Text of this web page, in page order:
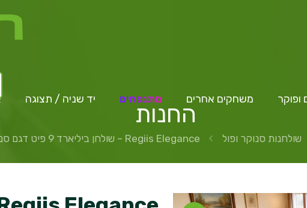
ופוקר משחקים אחרים מתנפחים יד שניה / תצוגה
החנות
שולחנות סנוקר ופול Regiis Elegance – שולחן ביליארד 9 פיט דגם סנוקר כולל סטין קושן